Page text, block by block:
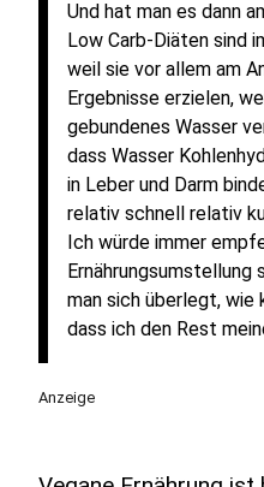
Und hat man es dann
Low Carb-Diäten sind
weil sie vor allem am
Ergebnisse erzielen,
gebundenes Wasser
dass Wasser
in Leber und Darm
relativ schnell relativ
Ich würde immer
Ernährungsumstellung
man sich überlegt, wie
dass ich den Rest
Anzeige